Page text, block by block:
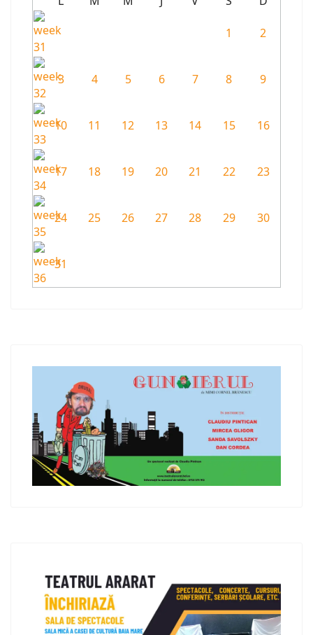
1 2
3 4 5 6 7 8 9
10 11 12 13 14 15 16
17 18 19 20 21 22 23
24 25 26 27 28 29 30
31